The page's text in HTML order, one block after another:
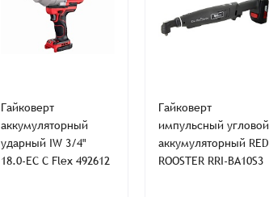
Гайковерт
аккумуляторный
ударный IW 3/4"
18.0-EC C Flex 492612
Гайковерт
импульсный угловой
аккумуляторный RED
ROOSTER RRI-BA10S3